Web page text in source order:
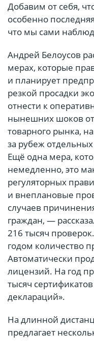
Добавим от себя,
особенно
что мы сами
Андрей Белоусов
мерах, которые
и планирует
резкой просадки
отнести к
нынешних шоков
товарного рынка,
за рубеж
Ещё одна мера,
немедленно, это
регуляторных
и внеплановые
случаев
граждан, —
216 тысяч
годом количество
Автоматически
лицензий. На год
тысяч
деклараций».
На длинной
предлагает